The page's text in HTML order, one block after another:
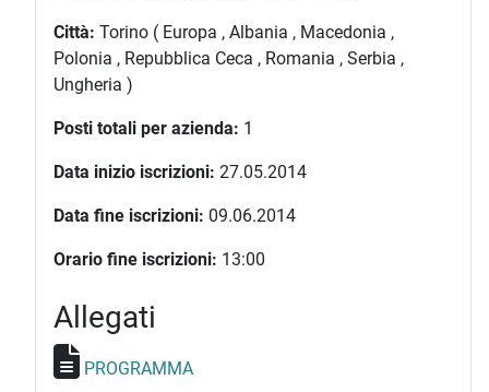
Città: Torino ( Europa , Albania , Macedonia ,
Polonia , Repubblica Ceca , Romania , Serbia ,
Ungheria )
Posti totali per azienda: 1
Data inizio iscrizioni: 27.05.2014
Data fine iscrizioni: 09.06.2014
Orario fine iscrizioni: 13:00
Allegati
PROGRAMMA